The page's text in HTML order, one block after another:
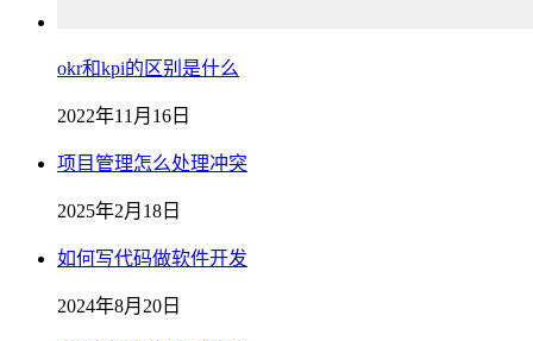
okr和kpi的区别是什么
2022年11月16日
项目管理怎么处理冲突
2025年2月18日
如何写代码做软件开发
2024年8月20日